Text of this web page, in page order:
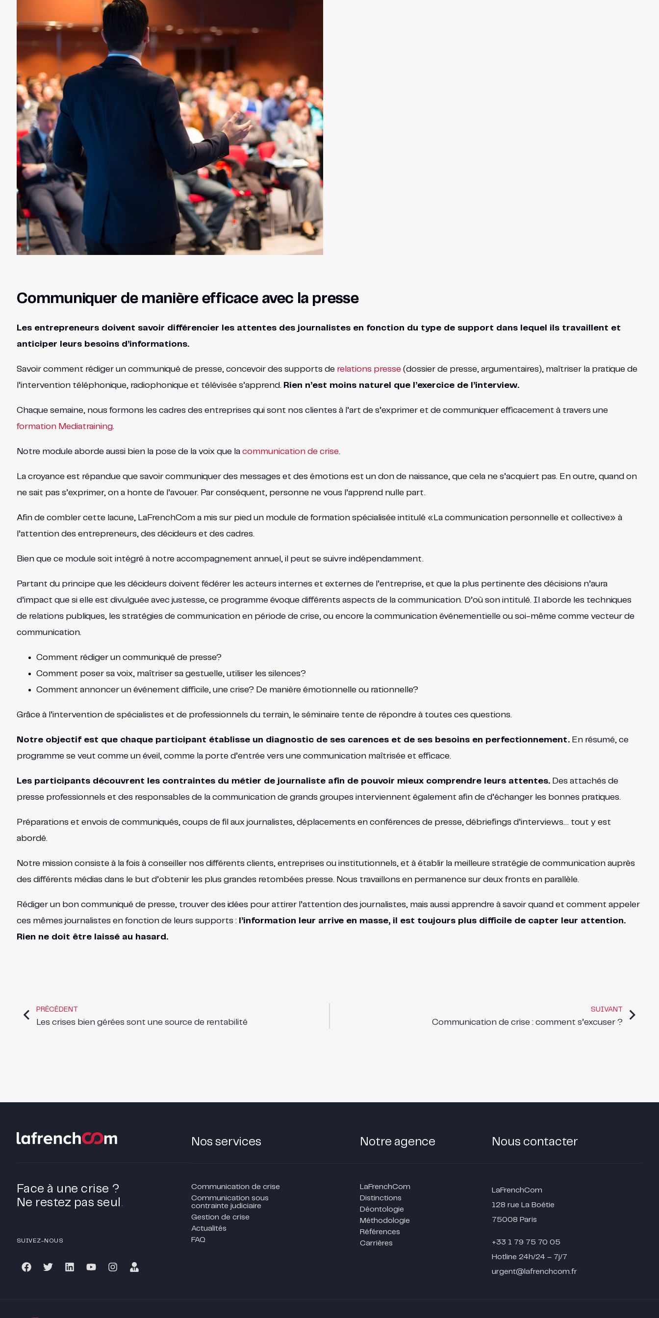
Communiquer de manière efficace avec la presse
Les entrepreneurs doivent savoir différencier les attentes des journalistes en fonction du type de support dans lequel ils travaillent et
anticiper leurs besoins d’informations.
Savoir comment rédiger un communiqué de presse, concevoir des supports de relations presse(dossier de presse, argumentaires), maîtriser la pratique de
l’intervention téléphonique, radiophonique et télévisée s’apprend. Rien n’est moins naturel que l’exercice de l’interview.
Chaque semaine, nous formons les cadres des entreprises qui sont nos clientes à l’art de s’exprimer et de communiquer efficacement à travers une
formation Mediatraining.
Notre module aborde aussi bien la pose de la voix que la communication de crise.
La croyance est répandue que savoir communiquer des messages et des émotions est un don de naissance, que cela ne s’acquiert pas. En outre, quand on
ne sait pas s’exprimer, on a honte de l’avouer. Par conséquent, personne ne vous l’apprend nulle part.
Afin de combler cette lacune, LaFrenchCom a mis sur pied un module de formation spécialisée intitulé «La communication personnelle et collective» à
l’attention des entrepreneurs, des décideurs et des cadres.
Bien que ce module soit intégré à notre accompagnement annuel, il peut se suivre indépendamment.
Partant du principe que les décideurs doivent fédérer les acteurs internes et externes de l’entreprise, et que la plus pertinente des décisions n’aura
d’impact que si elle est divulguée avec justesse, ce programme évoque différents aspects de la communication. D’où son intitulé. Il aborde les techniques
de relations publiques, les stratégies de communication en période de crise, ou encore la communication événementielle ou soi-même comme vecteur de
communication.
Comment rédiger un communiqué de presse?
Comment poser sa voix, maîtriser sa gestuelle, utiliser les silences?
Comment annoncer un événement difficile, une crise? De manière émotionnelle ou rationnelle?
Grâce à l’intervention de spécialistes et de professionnels du terrain, le séminaire tente de répondre à toutes ces questions.
Notre objectif est que chaque participant établisse un diagnostic de ses carences et de ses besoins en perfectionnement.En résumé, ce
programme se veut comme un éveil, comme la porte d’entrée vers une communication maîtrisée et efficace.
Les participants découvrent les contraintes du métier de journaliste afin de pouvoir mieux comprendre leurs attentes.Des attachés de
presse professionnels et des responsables de la communication de grands groupes interviennent également afin de d’échanger les bonnes pratiques.
Préparations et envois de communiqués, coups de fil aux journalistes, déplacements en conférences de presse, débriefings d’interviews… tout y est
abordé.
Notre mission consiste à la fois à conseiller nos différents clients, entreprises ou institutionnels, et à établir la meilleure stratégie de communication auprès
des différents médias dans le but d’obtenir les plus grandes retombées presse. Nous travaillons en permanence sur deux fronts en parallèle.
Rédiger un bon communiqué de presse, trouver des idées pour attirer l’attention des journalistes, mais aussi apprendre à savoir quand et comment appeler
ces mêmes journalistes en fonction de leurs supports : l’information leur arrive en masse, il est toujours plus difficile de capter leur attention.
Rien ne doit être laissé au hasard.
PRÉCÉDENT
Les crises bien gérées sont une source de rentabilité
SUIVANT
Communication de crise : comment s’excuser ?
Face à une crise ?
Ne restez pas seul .
SUIVEZ-NOUS
Nos services
Communication de crise
Communication sous
contrainte judiciaire
Gestion de crise
Actualités
FAQ
Notre agence
LaFrenchCom
Distinctions
Déontologie
Méthodologie
Références
Carrières
Nous contacter
LaFrenchCom
128 rue La Boétie
75008 Paris
+33 1 79 75 70 05
Hotline 24h/24 – 7j/7
urgent@lafrenchcom.fr